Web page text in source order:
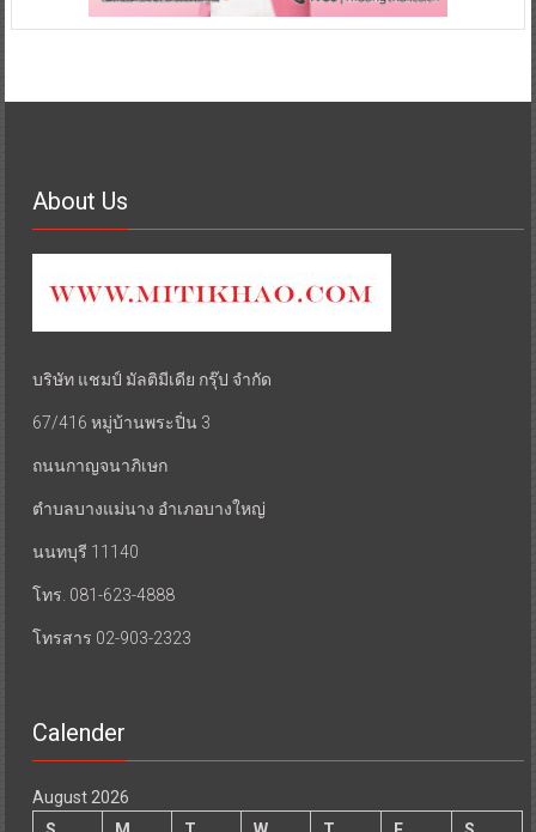
About Us
บริษัท แชมป์ มัลติมีเดีย กรุ๊ป จำกัด
67/416 หมู่บ้านพระปิ่น 3
ถนนกาญจนาภิเษก
ตำบลบางแม่นาง อำเภอบางใหญ่
นนทบุรี 11140
โทร. 081-623-4888
โทรสาร 02-903-2323
Calender
August 2026